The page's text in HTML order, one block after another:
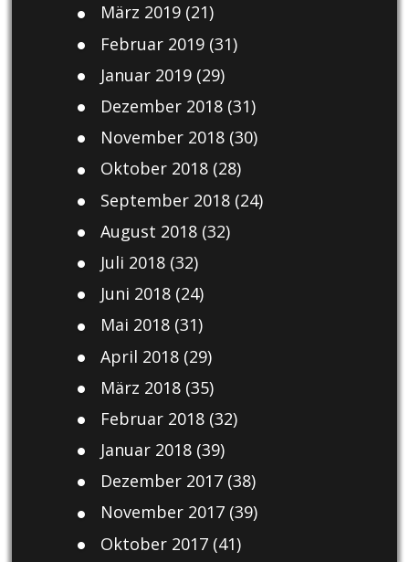
März 2019(21)
Februar 2019(31)
Januar 2019(29)
Dezember 2018(31)
November 2018(30)
Oktober 2018(28)
September 2018(24)
August 2018(32)
Juli 2018(32)
Juni 2018(24)
Mai 2018(31)
April 2018(29)
März 2018(35)
Februar 2018(32)
Januar 2018(39)
Dezember 2017(38)
November 2017(39)
Oktober 2017(41)